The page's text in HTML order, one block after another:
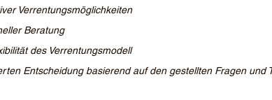
Verrentungsmöglichkeiten
Beratung
des Verrentungsmodell
Entscheidung basierend auf den gestellten Fragen und